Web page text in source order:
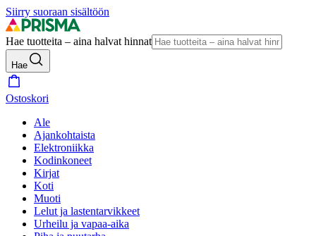
Siirry suoraan sisältöön
Hae tuotteita – aina halvat hinnat
Hae
Ostoskori
Ale
Ajankohtaista
Elektroniikka
Kodinkoneet
Kirjat
Koti
Muoti
Lelut ja lastentarvikkeet
Urheilu ja vapaa-aika